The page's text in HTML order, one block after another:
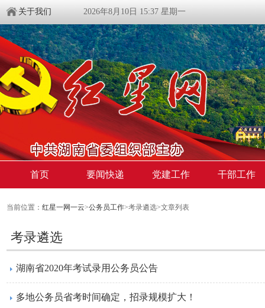
关于我们 2026年8月10日 15:37 星期一
首页 要闻快递 党建工作 干部工作
当前位置： 红星一网一云>公务员工作>考录遴选>文章列表
考录遴选
湖南省2020年考试录用公务员公告
多地公务员省考时间确定，招录规模扩大！